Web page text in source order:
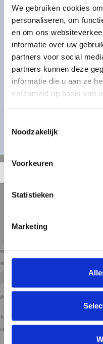
We gebruiken cookies
personaliseren, om
en om ons
informatie over uw
partners voor social
partners kunnen deze
informatie die u aan ze
verzameld op basis van
Noodzakelijk
Voorkeuren
Statistieken
Marketing
een bevolking van ongeveer
appartementen. De meeste
gezinshuizen die in de
over het algemeen ruim en
kwaliteitverhouding. Je
restaurants en zelfs een
directe metroverbinding met
Rotterdam als je meer
de huurmarkt niet is
investeerders. De
Straat